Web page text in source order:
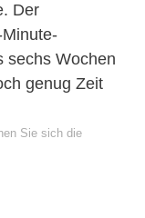
Der
sechs Wochen
genug Zeit
Sie sich die